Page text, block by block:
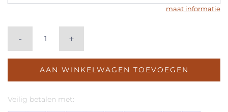
maat informatie
- +
AAN WINKELWAGEN TOEVOEGEN
Veilig betalen met: